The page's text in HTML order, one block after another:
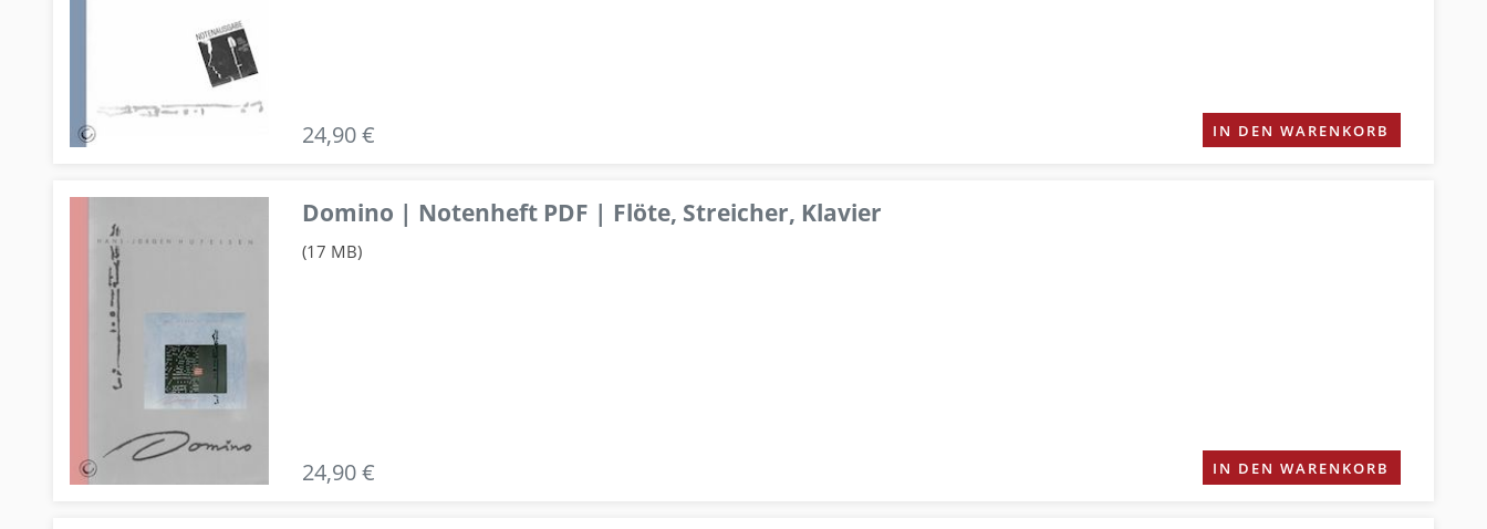
24,90 € IN DEN WARENKORB
Domino | Notenheft PDF | Flöte, Streicher, Klavier
(17 MB)
24,90 € IN DEN WARENKORB